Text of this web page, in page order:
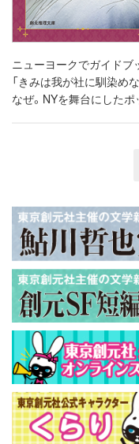
ニューヨークでガイドブ
「きみは我が社に馴染め
なぜ。NYを舞台にしたポ